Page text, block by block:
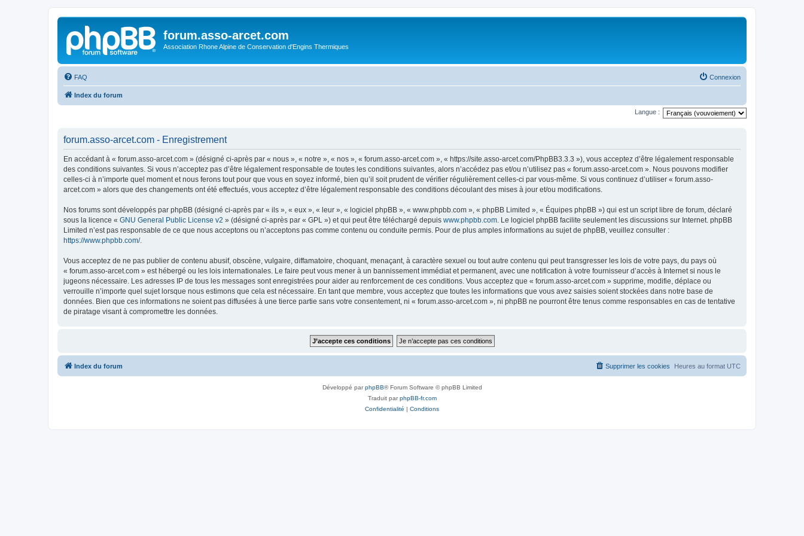
forum.asso-arcet.com
Association Rhone Alpine de Conservation d'Engins Thermiques
FAQ Connexion
Index du forum
Langue :
forum.asso-arcet.com - Enregistrement
En accédant à « forum.asso-arcet.com » (désigné ci-après par « nous », « notre », « nos », « forum.asso-arcet.com », « https://site.asso-arcet.com/PhpBB3.3.3 »), vous acceptez d’être légalement responsable
des conditions suivantes. Si vous n’acceptez pas d’être légalement responsable de toutes les conditions suivantes, alors n’accédez pas et/ou n’utilisez pas « forum.asso-arcet.com ». Nous pouvons modifier
celles-ci à n’importe quel moment et nous ferons tout pour que vous en soyez informé, bien qu’il soit prudent de vérifier régulièrement celles-ci par vous-même. Si vous continuez d’utiliser « forum.asso-
arcet.com » alors que des changements ont été effectués, vous acceptez d’être légalement responsable des conditions découlant des mises à jour et/ou modifications.
Nos forums sont développés par phpBB (désigné ci-après par « ils », « eux », « leur », « logiciel phpBB », « www.phpbb.com », « phpBB Limited », « Équipes phpBB ») qui est un script libre de forum, déclaré
sous la licence « GNU General Public License v2 » (désigné ci-après par « GPL ») et qui peut être téléchargé depuis www.phpbb.com. Le logiciel phpBB facilite seulement les discussions sur Internet. phpBB
Limited n’est pas responsable de ce que nous acceptons ou n’acceptons pas comme contenu ou conduite permis. Pour de plus amples informations au sujet de phpBB, veuillez consulter :
https://www.phpbb.com/.
Vous acceptez de ne pas publier de contenu abusif, obscène, vulgaire, diffamatoire, choquant, menaçant, à caractère sexuel ou tout autre contenu qui peut transgresser les lois de votre pays, du pays où
« forum.asso-arcet.com » est hébergé ou les lois internationales. Le faire peut vous mener à un bannissement immédiat et permanent, avec une notification à votre fournisseur d’accès à Internet si nous le
jugeons nécessaire. Les adresses IP de tous les messages sont enregistrées pour aider au renforcement de ces conditions. Vous acceptez que « forum.asso-arcet.com » supprime, modifie, déplace ou
verrouille n’importe quel sujet lorsque nous estimons que cela est nécessaire. En tant que membre, vous acceptez que toutes les informations que vous avez saisies soient stockées dans notre base de
données. Bien que ces informations ne soient pas diffusées à une tierce partie sans votre consentement, ni « forum.asso-arcet.com », ni phpBB ne pourront être tenus comme responsables en cas de tentative
de piratage visant à compromettre les données.
Index du forum Heures au format UTC
Supprimer les cookies
Développé parphpBB® Forum Software © phpBB Limited
Traduit parphpBB-fr.com
Confidentialité | Conditions